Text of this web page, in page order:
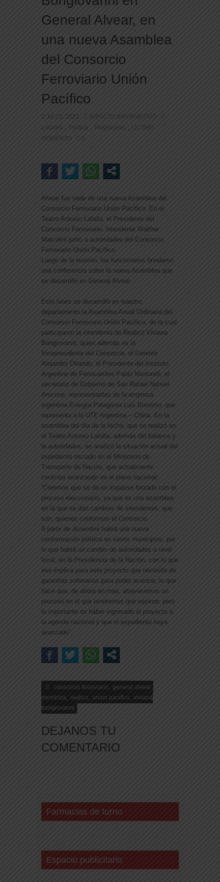
General Alvear, en
una nueva Asamblea
del Consorcio
Ferroviario Unión
Pacífico
Jul 25, 2023
IMPACTO INFORMATIVO
Locales , Politica , Regionales , ULTIMO
MOMENTO
0
Alvear fue sede de una nueva Asamblea del
Consorcio Ferroviario Unión Pacífico. En el
Teatro Antonio Lafalla, el Presidente del
Consorcio Ferroviario, Intendente Walther
Marcolini junto a autoridades del Consorcio
Ferroviario Unión Pacífico.
Luego de la reunión, los funcionarios brindaron
una conferencia sobre la nueva Asamblea que
se desarrolló en General Alvear.
Este lunes se desarrolló en nuestro
departamento la Asamblea Anual Ordinaria del
Consorcio Ferroviario Unión Pacífico, de la cual
participaron la intendenta de Realicó Viviana
Bongiovanni, quien además es la
Vicepresidenta del Consorcio, el Gerente
Alejandro Orlando, el Presidente del Instituto
Argentino de Ferrocarriles Pablo Martorelli, el
secretario de Gobierno de San Rafael Nahuel
Arscone, representantes de la empresa
argentina Energía Patagonia Luis Bonomo, que
representa a la UTE Argentina – China. En la
asamblea del día de la fecha, que se realizó en
el Teatro Antonio Lafalla, además del balance y
la autoridades, se analizó la situación actual del
expediente iniciado en el Ministerio de
Transporte de Nación, que actualmente
continúa avanzando en el plano nacional:
“Creemos que se da un impasse forzado con el
proceso eleccionario, ya que es una asamblea
en la que se dan cambios de intendentes, que
son, quienes conforman el Consorcio.
A partir de diciembre habrá una nueva
conformación política en varios municipios, por
lo que habrá un cambio de autoridades a nivel
local, en la Presidencia de la Nación, con lo que
eso implica para este proyecto que necesita de
garantías soberanas para poder avanzar, lo que
hace que, de ahora en más, atravesemos un
proceso en el que tendremos que esperar, pero
lo importante es haber ingresado el proyecto a
la agenda nacional y que el expediente haya
avanzado”.
consorcio ferroviario, general alvear,
mendoza, realico, union pacifico, viviana
bongiovanni
DEJANOS TU
COMENTARIO
Farmacias de turno
Espacio publicitario